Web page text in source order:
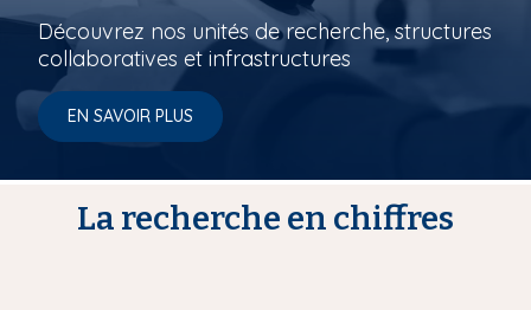
Découvrez nos unités de recherche, structures
collaboratives et infrastructures
EN SAVOIR PLUS
La recherche en chiffres